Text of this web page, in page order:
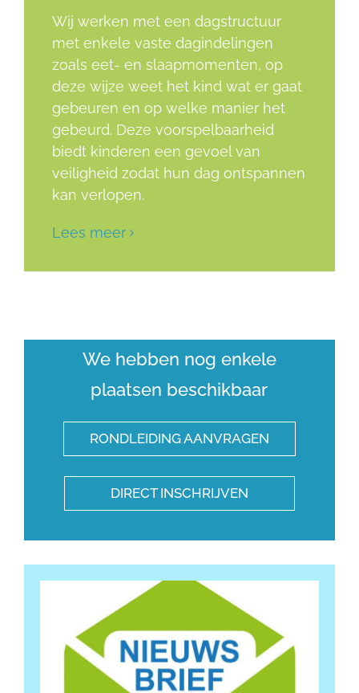
Wij werken met een dagstructuur
met enkele vaste dagindelingen
zoals eet- en slaapmomenten, op
deze wijze weet het kind wat er gaat
gebeuren en op welke manier het
gebeurd. Deze voorspelbaarheid
biedt kinderen een gevoel van
veiligheid zodat hun dag ontspannen
kan verlopen.
Lees meer
We hebben nog enkele
RONDLEIDING AANVRAGEN
DIRECT INSCHRIJVEN
plaatsen beschikbaar